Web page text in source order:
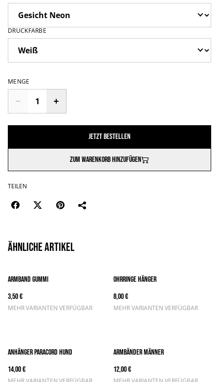
DRUCKFARBE
MENGE
Jetzt bestellen
Zum Warenkorb hinzufügen
TEILEN
Ähnliche Artikel
Armband Gummi
3,50 €
MEHR VARIANTEN VERFÜGBAR
Ohrringe Hänger
8,00 €
MEHR VARIANTEN VERFÜGBAR
Anhänger Paracord Hund
14,00 €
Armbänder Männer
12,00 €